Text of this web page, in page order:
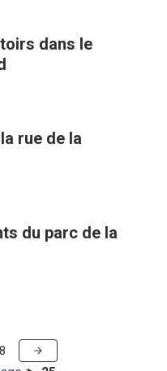
dans le
rue de la
du parc de la
8